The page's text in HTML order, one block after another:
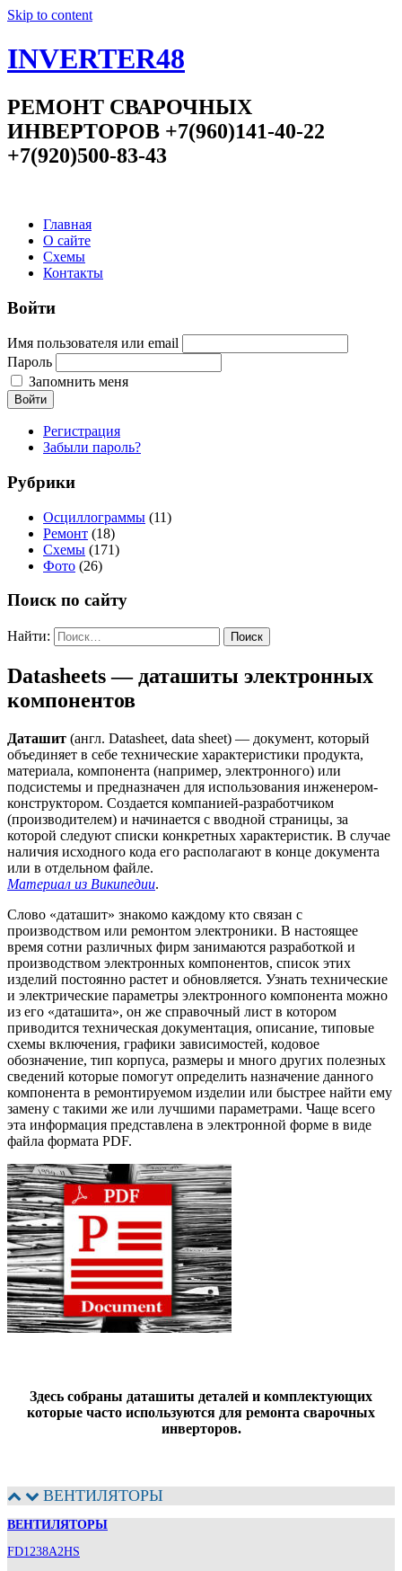
Skip to content
INVERTER48
РЕМОНТ СВАРОЧНЫХ
ИНВЕРТОРОВ +7(960)141-40-22
+7(920)500-83-43
Главная
О сайте
Схемы
Контакты
Войти
Имя пользователя или email
Пароль
Запомнить меня
Войти
Регистрация
Забыли пароль?
Рубрики
Осциллограммы (11)
Ремонт (18)
Схемы (171)
Фото (26)
Поиск по сайту
Найти:
Datasheets — даташиты электронных
компонентов
Даташит (англ. Datasheet, data sheet) — документ, который
объединяет в себе технические характеристики продукта,
материала, компонента (например, электронного) или
подсистемы и предназначен для использования инженером-
конструктором. Создается компанией-разработчиком
(производителем) и начинается с вводной страницы, за
которой следуют списки конкретных характеристик. В случае
наличия исходного кода его располагают в конце документа
или в отдельном файле.
Материал из Википедии.
Слово «даташит» знакомо каждому кто связан с
производством или ремонтом электроники. В настоящее
время сотни различных фирм занимаются разработкой и
производством электронных компонентов, список этих
изделий постоянно растет и обновляется. Узнать технические
и электрические параметры электронного компонента можно
из его «даташита», он же справочный лист в котором
приводится техническая документация, описание, типовые
схемы включения, графики зависимостей, кодовое
обозначение, тип корпуса, размеры и много других полезных
сведений которые помогут определить назначение данного
компонента в ремонтируемом изделии или быстрее найти ему
замену с такими же или лучшими параметрами. Чаще всего
эта информация представлена в электронной форме в виде
файла формата PDF.
Здесь собраны даташиты деталей и комплектующих
которые часто используются для ремонта сварочных
инверторов.
ВЕНТИЛЯТОРЫ
ВЕНТИЛЯТОРЫ
FD1238A2HS